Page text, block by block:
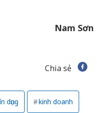
Nam Sơn
Chia sẻ
dụng kinh doanh